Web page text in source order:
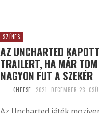
SZÍNES
AZ UNCHARTED
TRAILERT, HA MÁR
NAGYON FUT A SZEKÉR
CHEESE 2021. DECEMBER 23.